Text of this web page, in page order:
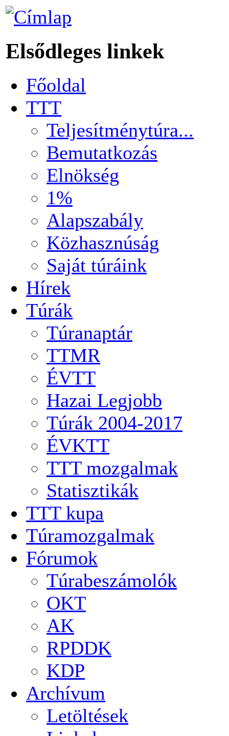
Elsődleges linkek
Főoldal
TTT
Teljesítménytúra...
Bemutatkozás
Elnökség
1%
Alapszabály
Közhasznúság
Saját túráink
Hírek
Túrák
Túranaptár
TTMR
ÉVTT
Hazai Legjobb
Túrák 2004-2017
ÉVKTT
TTT mozgalmak
Statisztikák
TTT kupa
Túramozgalmak
Fórumok
Túrabeszámolók
OKT
AK
RPDDK
KDP
Archívum
Letöltések